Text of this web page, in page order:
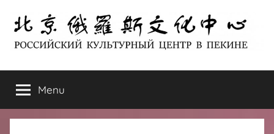
content
北
京
ЦЕНТР
В
ПЕКИНЕ
Menu